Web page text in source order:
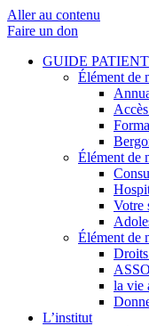
Aller au contenu
Faire un don
GUIDE PATIENT
Élément de
Élément de
Votre
Élément de
la vie
L’institut